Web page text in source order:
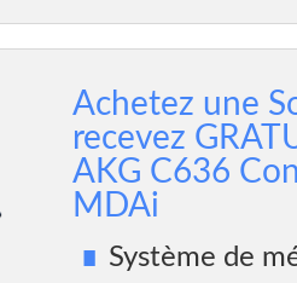
Achetez une
recevez
AKG C636
MDAi
Système de